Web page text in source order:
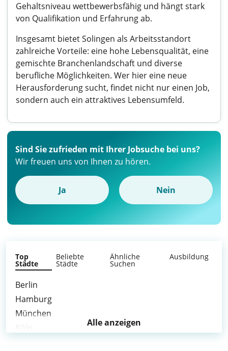
Gehaltsniveau wettbewerbsfähig und hängt stark
von Qualifikation und Erfahrung ab.
Insgesamt bietet Solingen als Arbeitsstandort
zahlreiche Vorteile: eine hohe Lebensqualität, eine
gemischte Branchenlandschaft und diverse
berufliche Möglichkeiten. Wer hier eine neue
Herausforderung sucht, findet nicht nur einen Job,
sondern auch ein attraktives Lebensumfeld.
Sind Sie zufrieden mit Ihrer Jobsuche bei uns?
Wir freuen uns von Ihnen zu hören.
Ja Nein
Top
Städte
Beliebte
Städte
Ähnliche
Suchen
Ausbildung
Berlin
Hamburg
München
Alle anzeigen